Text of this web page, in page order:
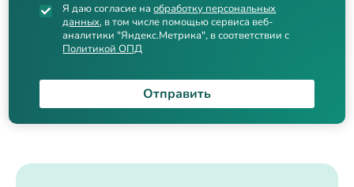
Я даю согласие наобработку персональных
данных, в том числе помощью сервиса веб-
аналитики "Яндекс.Метрика", в соответствии с
Политикой ОПД
Отправить